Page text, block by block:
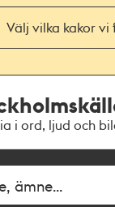
Välj vilka kakor
i ord, ljud och